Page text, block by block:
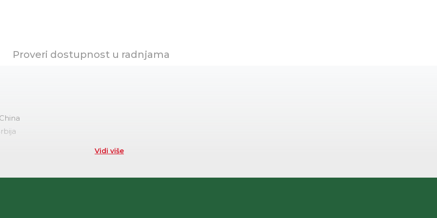
Proveri dostupnost u radnjama
Vidi više